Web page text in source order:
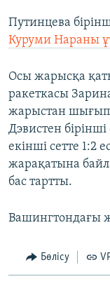
Путинцева
Куруми Нараны
Осы жарысқа
ракеткасы
жарыстан шығып
Дэвистен
екінші сетте 1:2
жарақатына
бас тартты.
Вашингтондағы
Бөлісу